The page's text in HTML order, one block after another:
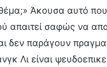
Άκουσα αυτό
απαιτεί σαφώς να
δεν παράγουν
Λι είναι